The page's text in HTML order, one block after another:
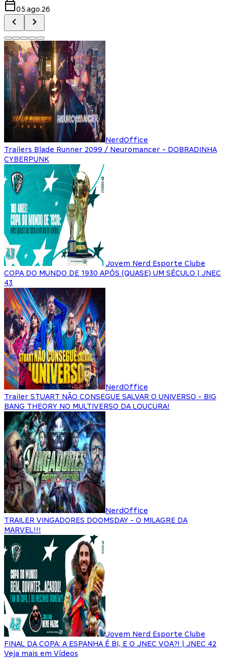
05.ago.26
NerdOffice
Trailers Blade Runner 2099 / Neuromancer - DOBRADINHA
CYBERPUNK
Jovem Nerd Esporte Clube
COPA DO MUNDO DE 1930 APÓS (QUASE) UM SÉCULO | JNEC
43
NerdOffice
Trailer STUART NÃO CONSEGUE SALVAR O UNIVERSO - BIG
BANG THEORY NO MULTIVERSO DA LOUCURA!
NerdOffice
TRAILER VINGADORES DOOMSDAY - O MILAGRE DA
MARVEL!!!
Jovem Nerd Esporte Clube
FINAL DA COPA: A ESPANHA É BI, E O JNEC VOA?! | JNEC 42
Veja mais em Vídeos